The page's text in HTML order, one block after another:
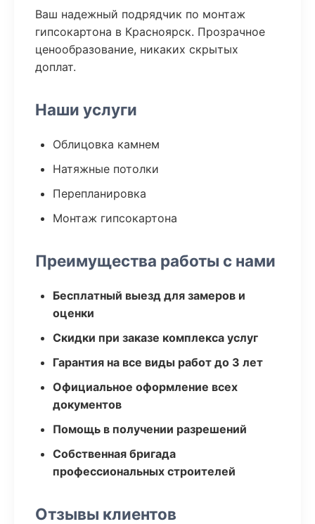
Ваш надежный подрядчик по монтаж
гипсокартона в Красноярск. Прозрачное
ценообразование, никаких скрытых
доплат.
Наши услуги
Облицовка камнем
Натяжные потолки
Перепланировка
Монтаж гипсокартона
Преимущества работы с нами
Бесплатный выезд для замеров и
оценки
Скидки при заказе комплекса услуг
Гарантия на все виды работ до 3 лет
Официальное оформление всех
документов
Помощь в получении разрешений
Собственная бригада
профессиональных строителей
Отзывы клиентов